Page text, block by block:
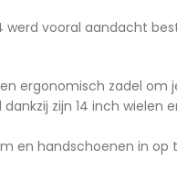
vooral aandacht
ergonomisch zadel om
zijn 14 inch
handschoenen in op